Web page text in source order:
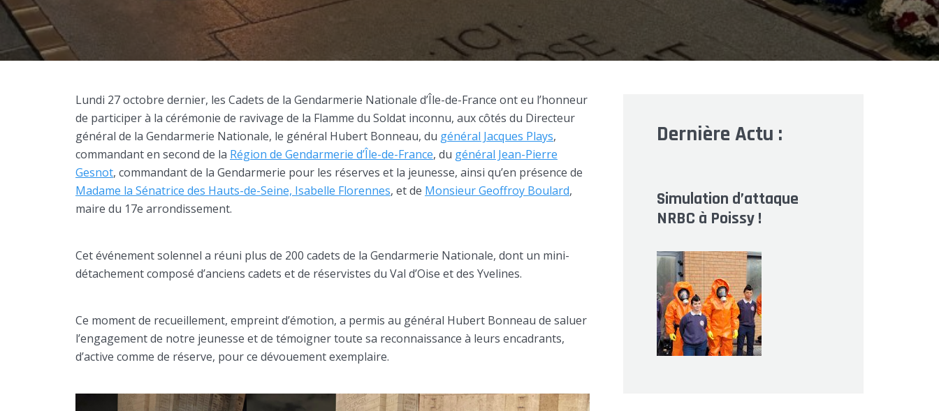
Lundi 27 octobre dernier, les Cadets de la Gendarmerie Nationale d’Île-de-France ont eu l’honneur
de participer à la cérémonie de ravivage de la Flamme du Soldat inconnu, aux côtés du Directeur
général de la Gendarmerie Nationale, le général Hubert Bonneau, du général Jacques Plays,
commandant en second de la Région de Gendarmerie d’Île-de-France, du général Jean-Pierre
Gesnot, commandant de la Gendarmerie pour les réserves et la jeunesse, ainsi qu’en présence de
Madame la Sénatrice des Hauts-de-Seine, Isabelle Florennes, et de Monsieur Geoffroy Boulard,
maire du 17e arrondissement.
Cet événement solennel a réuni plus de 200 cadets de la Gendarmerie Nationale, dont un mini-
détachement composé d’anciens cadets et de réservistes du Val d’Oise et des Yvelines.
Ce moment de recueillement, empreint d’émotion, a permis au général Hubert Bonneau de saluer
l’engagement de notre jeunesse et de témoigner toute sa reconnaissance à leurs encadrants,
d’active comme de réserve, pour ce dévouement exemplaire.
Dernière Actu :
Simulation d’attaque
NRBC à Poissy !